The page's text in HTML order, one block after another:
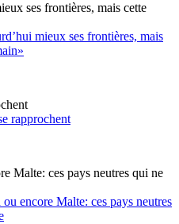
ses frontières, mais cette
mieux ses frontières, mais
rapprochent
Malte: ces pays neutres qui ne
encore Malte: ces pays neutres